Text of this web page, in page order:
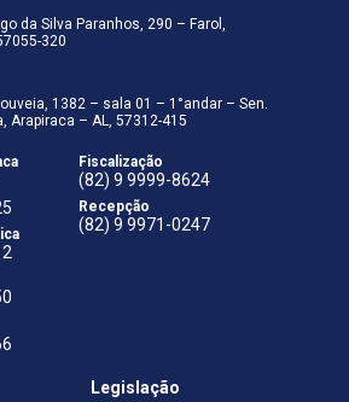
da Silva Paranhos, 290 – Farol,
320
1382 – sala 01 – 1°andar – Sen.
Arapiraca – AL, 57312-415
Fiscalização
(82) 9 9999-8624
Recepção
(82) 9 9971-0247
Legislação